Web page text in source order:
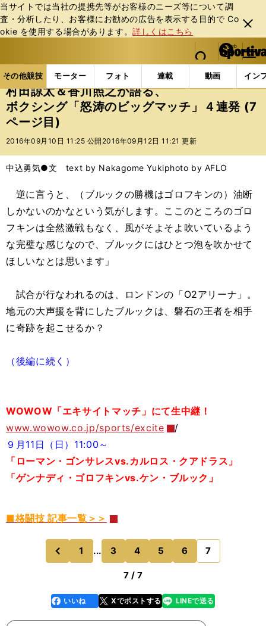
当サイトでは当社の提携先等がお客様のニーズ等について調
査・分析したり、お客様にお勧めの広告を表⽰する⽬的で Co
okie を使⽤する場合があります。詳しくはこちら
閉じ
る
web Sportiva (webスポルティーバ)
検索
マイペ
ー
ジ
メニュ
その他競技 モーター フォト 連載 動画 イン
ス
ポ
ル
テ
ー
バ
その他競技の記事一覧 格闘技 ボクシング 村田
村田諒太＆香川照之が語る、
ボクシング「怒涛のビッグマッチ」４連発 (7
ページ目)
2016年09月10日 11:25 公開 2016年09月12日 11:21 更新
中込勇気●文 text by Nakagome Yukiphoto by AFLO
逆に言うと、（ブルックの勝機はゴロフキンの）油断
しかないのかなという気がします。ここのところのゴロ
フキンは全然激戦もなく、風がそよそよ吹いているよう
な完璧な感じなので、ブルックにはひとつ泡を吹かせて
ほしいなとは思います」
試合が行なわれるのは、ロンドンの「O2アリーナ」。
地元の大声援を背にしたブルックは、磐石の王者を相手
に奇跡を起こせるか？
（後編に続く）
WOWOW「エキサイトマッチ」にて生中継！
www.wowow.co.jp/sports/excite
/
９月11日（日）11:00～
「ローマン・ゴンサレスvs.カルロス・クアドラス」
「ゲンナディ・ゴロフキンvs.ケン・ブルック」
■格闘技 記事一覧＞＞
前
1 ... 3 4 5 6 7
7 / 7
faceboo
k
いいね Xでポストする
line LINEで送る